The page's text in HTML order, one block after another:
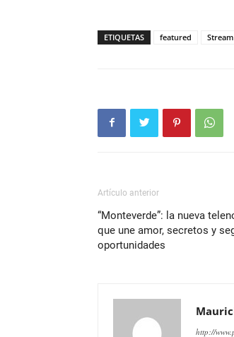
ETIQUETAS featured
Artículo anterior
“Monteverde”: la nueva
que une amor, secretos y
oportunidades
http://